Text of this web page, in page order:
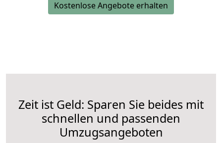
Kostenlose Angebote erhalten
Zeit ist Geld: Sparen Sie beides mit
schnellen und passenden
Umzugsangeboten